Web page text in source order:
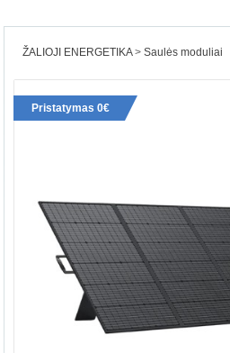
ŽALIOJI ENERGETIKA Saulės moduliai
Pristatymas 0€